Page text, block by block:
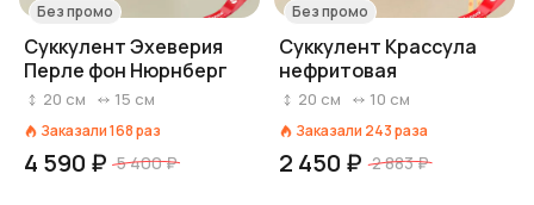
Без промо
Суккулент Эхеверия
Перле фон Нюрнберг
20 см 15 см
Заказали168раз
4 590 ₽ 5 400 ₽
Без промо
Суккулент Крассула
нефритовая
20 см 10 см
Заказали 243раза
2 450 ₽ 2 883 ₽